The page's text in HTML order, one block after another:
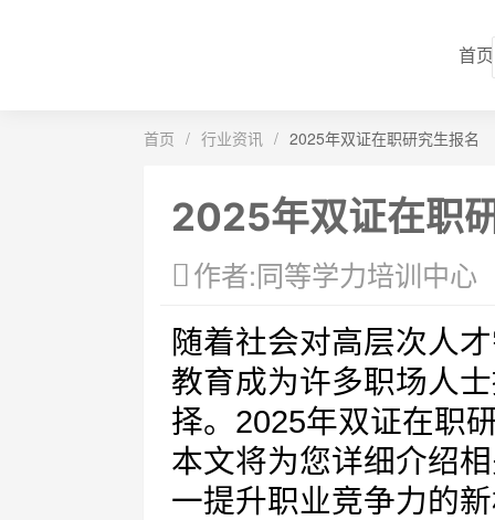
首页
首页 / 行业资讯 / 2025年双证在职研究生报名
2025年双证在职
作者:同等学力培训中心
随着社会对高层次人
教育成为许多职场人
择。2025年双证在职
本文将为您详细介绍
一提升职业竞争力的